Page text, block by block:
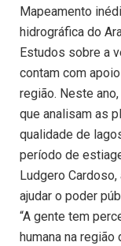
Mapeamento
hidrográfica do
Estudos sobre a
contam com
região. Neste
que analisam as
qualidade de
período de
Ludgero
ajudar o poder
“A gente tem
humana na